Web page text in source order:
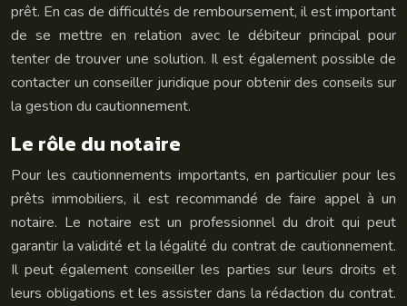
prêt. En cas de difficultés de remboursement, il est important
de se mettre en relation avec le débiteur principal pour
tenter de trouver une solution. Il est également possible de
contacter un conseiller juridique pour obtenir des conseils sur
la gestion du cautionnement.
Le rôle du notaire
Pour les cautionnements importants, en particulier pour les
prêts immobiliers, il est recommandé de faire appel à un
notaire. Le notaire est un professionnel du droit qui peut
garantir la validité et la légalité du contrat de cautionnement.
Il peut également conseiller les parties sur leurs droits et
leurs obligations et les assister dans la rédaction du contrat.